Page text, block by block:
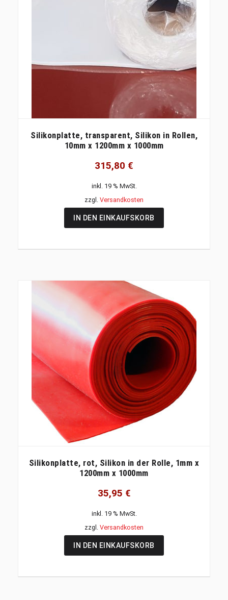
Silikonplatte, transparent, Silikon in Rollen,
10mm x 1200mm x 1000mm
315,80 €
inkl. 19 % MwSt.
zzgl. Versandkosten
IN DEN EINKAUFSKORB
Silikonplatte, rot, Silikon in der Rolle, 1mm x
1200mm x 1000mm
35,95 €
inkl. 19 % MwSt.
zzgl. Versandkosten
IN DEN EINKAUFSKORB